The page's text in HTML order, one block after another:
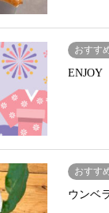
おすす
ENJOY
おすす
ウンベ